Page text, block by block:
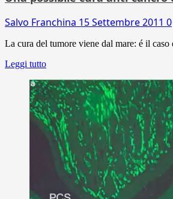
Salvo Franchina 15 Settembre 2011 0
La cura del tumore viene dal mare: é il
Leggi tutto